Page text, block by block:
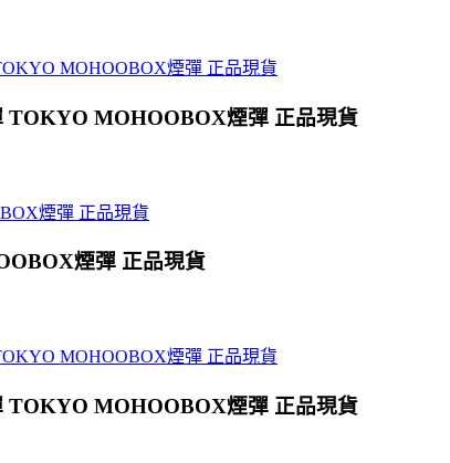
TOKYO MOHOOBOX煙彈 正品現貨
煙彈 正品現貨
TOKYO MOHOOBOX煙彈 正品現貨